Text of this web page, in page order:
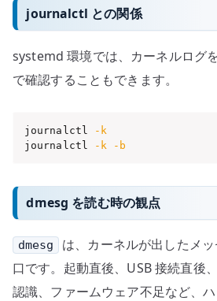
journalctl との関係
systemd 環境では、カーネルログ
で確認することもできます。
journalctl
-k
journalctl
-k -b
dmesg を読む時の観点
dmesg
は、カーネルが出したメ
口です。起動直後、USB 接続直後
認識、ファームウェア不足など、